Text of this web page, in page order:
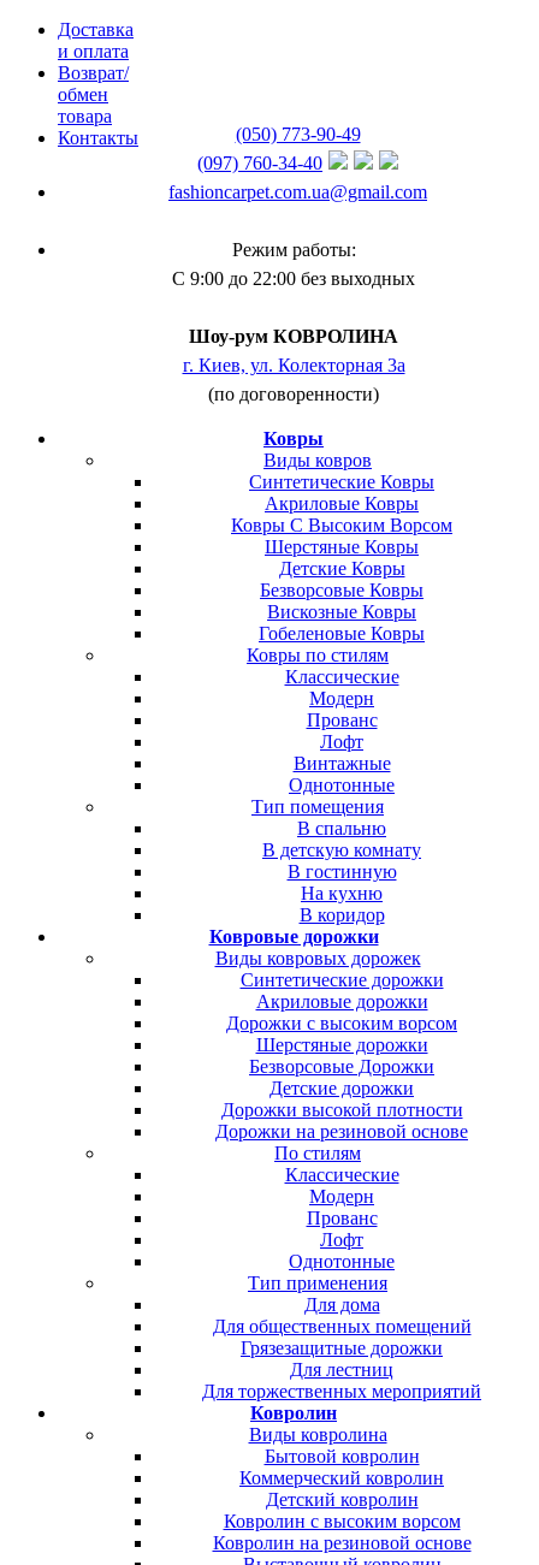
Доставка
и оплата
Возврат/
обмен
товара
Контакты
(050) 773-90-49
(097) 760-34-40
fashioncarpet.com.ua@gmail.com
Режим работы:
С 9:00 до 22:00 без выходных
Шоу-рум КОВРОЛИНА
г. Киев, ул. Колекторная 3а
(по договоренности)
Ковры
Виды ковров
Синтетические Ковры
Акриловые Ковры
Ковры С Высоким Ворсом
Шерстяные Ковры
Детские Ковры
Безворсовые Ковры
Вискозные Ковры
Гобеленовые Ковры
Ковры по стилям
Классические
Модерн
Прованс
Лофт
Винтажные
Однотонные
Тип помещения
В спальню
В детскую комнату
В гостинную
На кухню
В коридор
Ковровые дорожки
Виды ковровых дорожек
Синтетические дорожки
Акриловые дорожки
Дорожки с высоким ворсом
Шерстяные дорожки
Безворсовые Дорожки
Детские дорожки
Дорожки высокой плотности
Дорожки на резиновой основе
По стилям
Классические
Модерн
Прованс
Лофт
Однотонные
Тип применения
Для дома
Для общественных помещений
Грязезащитные дорожки
Для лестниц
Для торжественных мероприятий
Ковролин
Виды ковролина
Бытовой ковролин
Коммерческий ковролин
Детский ковролин
Ковролин с высоким ворсом
Ковролин на резиновой основе